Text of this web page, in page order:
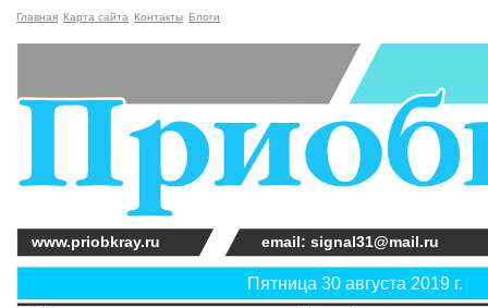
Главная Карта сайта Контакты Блоги
Пятница 30 августа 2019 г.
www.priobkray.ru email: signal31@mail.ru